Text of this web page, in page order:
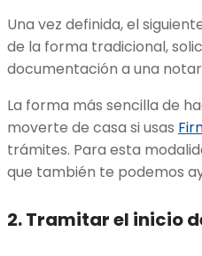
Una vez definida, el
de la forma tradicional,
documentación a una
La forma más sencilla de
moverte de casa si usas
trámites. Para esta
que también te podemos
2. Tramitar el inicio